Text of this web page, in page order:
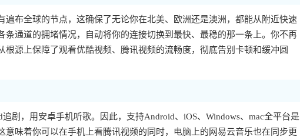
布全球的节点，这确保了无论你在北美、欧洲还是澳洲，都能从附近快速
通道的拥堵情况，自动将你的连接切换到最快、最稳的那一条上。你不再
源上保障了观看优酷视频、腾讯视频的流畅度，彻底告别卡顿和缓冲圆
剧，用安卓手机听歌。因此，支持Android、iOS、Windows、mac全平台是
味着你可以在手机上看腾讯视频的同时，电脑上的网易云音乐也在同步更